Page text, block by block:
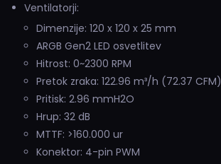
Ventilatorji:
Dimenzije: 120 x 120 x 25 mm
ARGB Gen2 LED osvetlitev
Hitrost: 0~2300 RPM
Pretok zraka: 122.96 m³/h (72.37 CFM)
Pritisk: 2.96 mmH2O
Hrup: 32 dB
MTTF: >160.000 ur
Konektor: 4-pin PWM